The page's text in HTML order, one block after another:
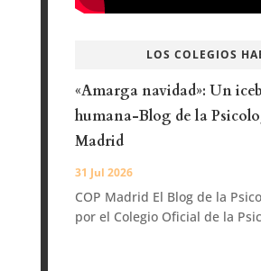
LOS COLEGIOS
«Amarga navidad»: Un
humana-Blog de la
Madrid
31 Jul 2026
COP Madrid El Blog de la
por el Colegio Oficial de la